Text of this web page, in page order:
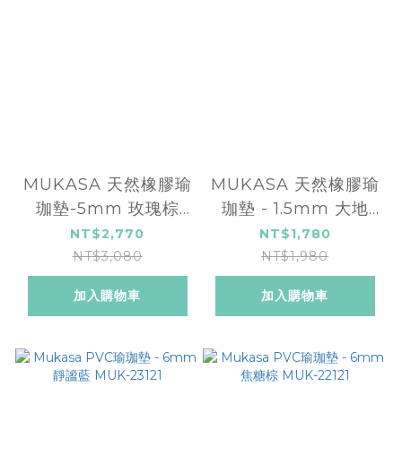
MUKASA 天然橡膠瑜
珈墊-5mm 玫瑰棕
MUK-23107
NT$2,770
NT$3,080
加入購物車
MUKASA 天然橡膠瑜
珈墊 - 1.5mm 大地
MUK-23106
NT$1,780
NT$1,980
加入購物車